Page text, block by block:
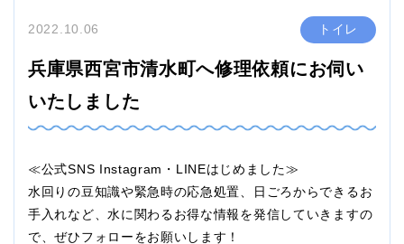
2022.10.06 トイレ
兵庫県西宮市清水町へ修理依頼にお伺い
いたしました
≪公式SNS Instagram・LINEはじめました≫
水回りの豆知識や緊急時の応急処置、日ごろからできるお
手入れなど、水に関わるお得な情報を発信していきますの
で、ぜひフォローをお願いします！